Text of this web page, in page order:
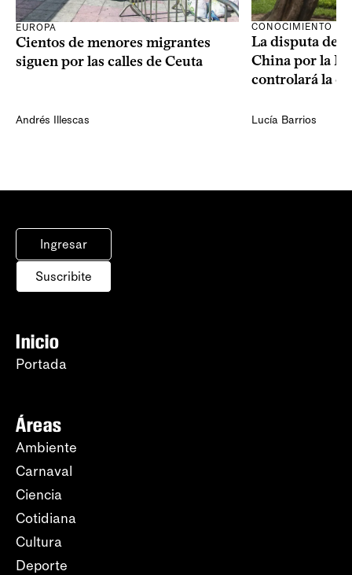
EUROPA
Cientos de menores migrantes
siguen por las calles de Ceuta
Andrés Illescas
CONOCIMIENTO
La disputa de
China por la
controlará la
Lucía Barrios
Ingresar
Suscribite
Inicio
Portada
Áreas
Ambiente
Carnaval
Ciencia
Cotidiana
Cultura
Deporte